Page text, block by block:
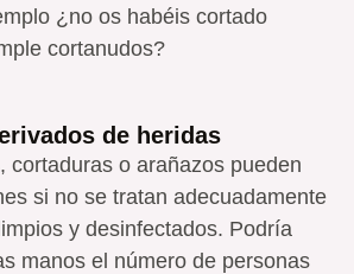
¿no os habéis cortado
cortanudos?
de heridas
cortaduras o arañazos pueden
si no se tratan adecuadamente
y desinfectados. Podría
manos el número de personas